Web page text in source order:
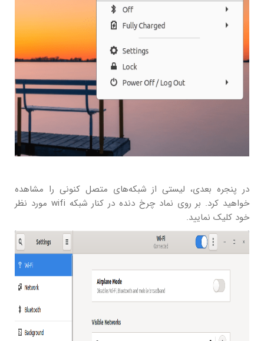
در پنجره بعدی، لیستی از شبکه‌های متصل کنونی را مشاهده
خواهید کرد. بر روی نماد چرخ دنده در کنار شبکه wifi مورد نظر
خود کلیک نمایید.